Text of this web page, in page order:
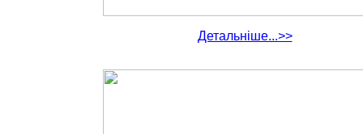
Детальніше...>>